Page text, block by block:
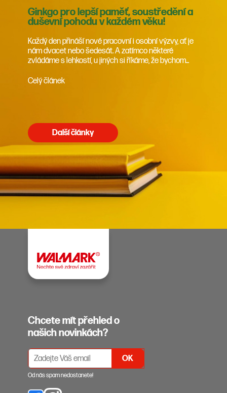
Ginkgo pro lepší paměť, soustředění a
duševní pohodu v každém věku!
Každý den přináší nové pracovní i osobní výzvy, ať je
nám dvacet nebo šedesát. A zatímco některé
zvládáme s lehkostí, u jiných si říkáme, že bychom...
Celý článek
Další články
Chcete mít přehled o
našich novinkách?
PŘIHLÁŠENÍ K ODBĚRU NEWSLETTERŮ
Od nás spam nedostanete!